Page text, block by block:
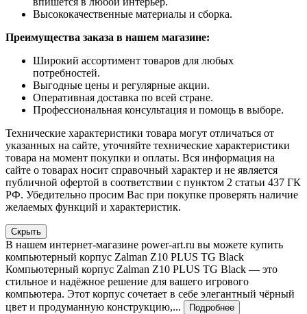
Высококачественные материалы и сборка.
Преимущества заказа в нашем магазине:
Широкий ассортимент товаров для любых
потребностей.
Выгодные цены и регулярные акции.
Оперативная доставка по всей стране.
Профессиональная консультация и помощь в выборе.
Технические характеристики товара могут отличаться от
указанных на сайте, уточняйте технические характеристики
товара на момент покупки и оплаты. Вся информация на
сайте о товарах носит справочный характер и не является
публичной офертой в соответствии с пунктом 2 статьи 437 ГК
РФ. Убедительно просим Вас при покупке проверять наличие
желаемых функций и характеристик.
Скрыть
В нашем интернет-магазине power-art.ru вы можете купить
компьютерный корпус Zalman Z10 PLUS TG Black
Компьютерный корпус Zalman Z10 PLUS TG Black — это
стильное и надёжное решение для вашего игрового
компьютера. Этот корпус сочетает в себе элегантный чёрный
цвет и продуманную конструкцию,...
Подробнее